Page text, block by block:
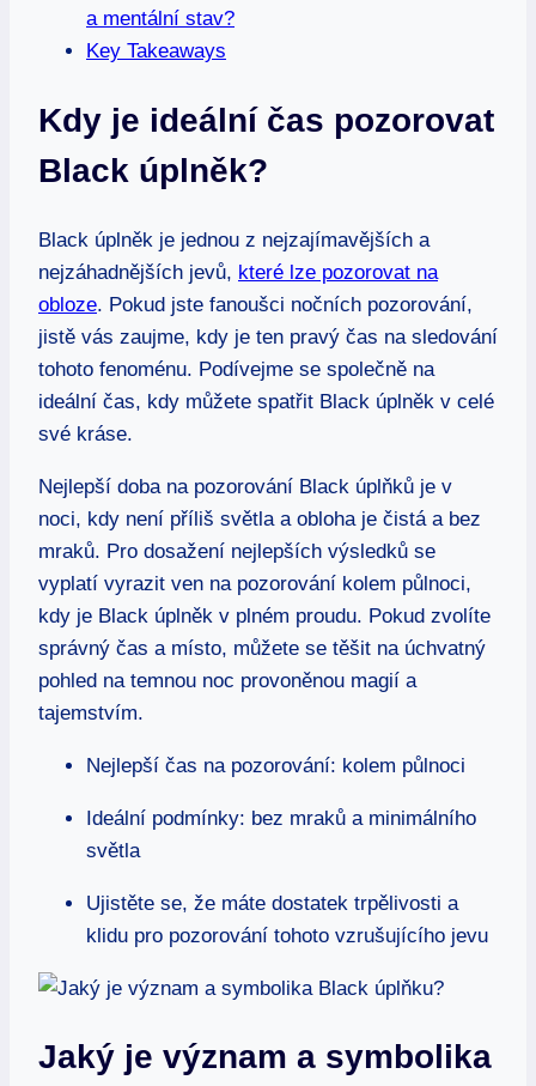
a mentální stav?
Key Takeaways
Kdy je ideální čas pozorovat
Black úplněk?
Black úplněk je jednou z nejzajímavějších a
nejzáhadnějších jevů, které lze pozorovat na
obloze. Pokud jste fanoušci nočních pozorování,
jistě vás zaujme, kdy je ten pravý čas na sledování
tohoto fenoménu. Podívejme se společně na
ideální čas, kdy můžete spatřit Black úplněk v celé
své kráse.
Nejlepší doba na pozorování Black úplňků je v
noci, kdy není příliš světla a obloha je čistá a bez
mraků. Pro dosažení nejlepších výsledků se
vyplatí vyrazit ven na pozorování kolem půlnoci,
kdy je Black úplněk v plném proudu. Pokud zvolíte
správný čas a místo, můžete se těšit na úchvatný
pohled na temnou noc provoněnou magií a
tajemstvím.
Nejlepší čas na pozorování: kolem půlnoci
Ideální podmínky: bez mraků a minimálního
světla
Ujistěte se, že máte dostatek trpělivosti a
klidu pro pozorování tohoto vzrušujícího jevu
Jaký je význam a symbolika